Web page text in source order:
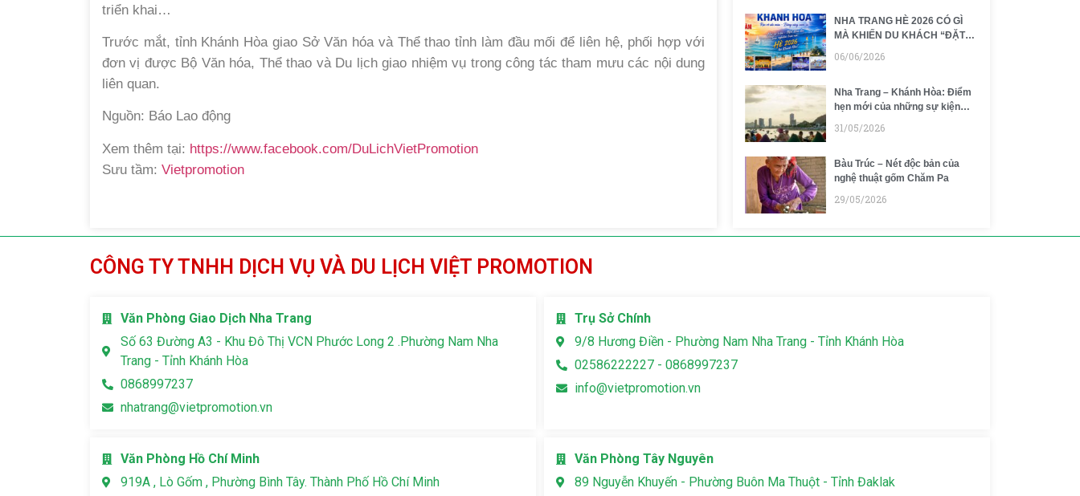
triển khai…
Trước mắt, tỉnh Khánh Hòa giao Sở Văn hóa và Thể thao tỉnh làm đầu mối để liên hệ, phối hợp với
đơn vị được Bộ Văn hóa, Thể thao và Du lịch giao nhiệm vụ trong công tác tham mưu các nội dung
liên quan.
Nguồn: Báo Lao động
Xem thêm tại: https://www.facebook.com/DuLichVietPromotion
Sưu tầm: Vietpromotion
NHA TRANG HÈ 2026 CÓ GÌ
MÀ KHIẾN DU KHÁCH “ĐẶT
ĐẦU NGHE TỚI?
06/06/2026
Nha Trang – Khánh Hòa: Điểm
hẹn mới của những sự kiện
31/05/2026
Bàu Trúc – Nét độc bản của
nghệ thuật gốm Chăm Pa
29/05/2026
CÔNG TY TNHH DỊCH VỤ VÀ DU LỊCH VIỆT PROMOTION
Văn Phòng Giao Dịch Nha Trang
Số 63 Đường A3 - Khu Đô Thị VCN Phước Long 2 .Phường Nam Nha
Trang - Tỉnh Khánh Hòa
0868997237
nhatrang@vietpromotion.vn
Trụ Sở Chính
9/8 Hương Điền - Phường Nam Nha Trang - Tỉnh Khánh Hòa
02586222227 - 0868997237
info@vietpromotion.vn
Văn Phòng Hồ Chí Minh
919A , Lò Gốm , Phường Bình Tây. Thành Phố Hồ Chí Minh
Văn Phòng Tây Nguyên
89 Nguyễn Khuyến - Phường Buôn Ma Thuột - Tỉnh Đaklak